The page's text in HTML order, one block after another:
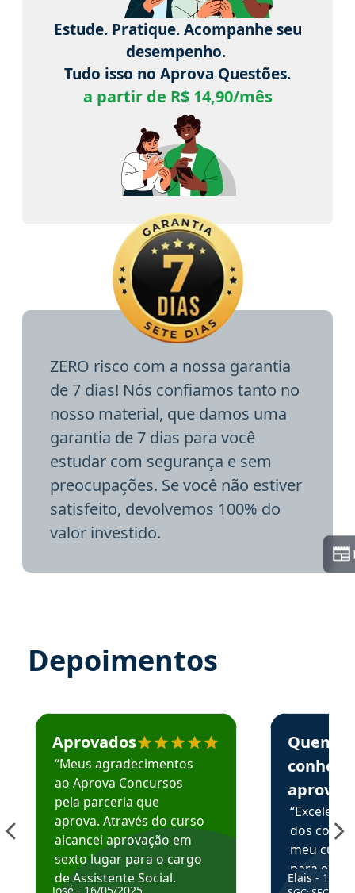
Estude. Pratique. Acompanhe seu
desempenho.
Tudo isso no Aprova Questões.
a partir de R$ 14,90/mês
ZERO risco com a nossa garantia
de 7 dias! Nós confiamos tanto no
nosso material, que damos uma
garantia de 7 dias para você
estudar com segurança e sem
preocupações. Se você não estiver
satisfeito, devolvemos 100% do
valor investido.
Depoimentos
Estudante José recomenda o Aprova Concursos em
Aprovados
“Meus agradecimentos
ao Aprova Concursos
pela parceria que
aprova. Através do curso
alcancei aprovação em
sexto lugar para o cargo
de Assistente Social.
Estudante
Quem
aprova
dos
meu
para
colocar
Elais - 15/